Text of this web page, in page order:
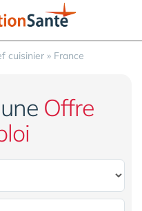
cuisinier » France
Offre